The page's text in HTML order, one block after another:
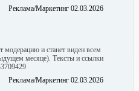
Реклама/Маркетинг 02.03.2026
модерацию и станет виден всем
месяце). Тексты и ссылки
Реклама/Маркетинг 02.03.2026